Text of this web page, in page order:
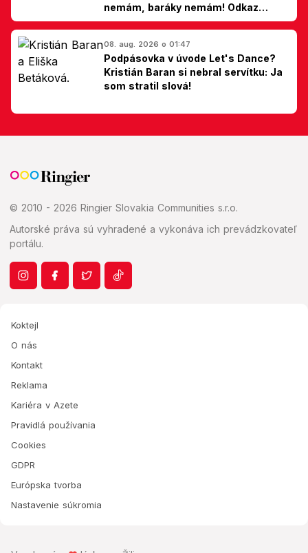
nemám, baráky nemám! Odkaz
Slovákom
08. aug. 2026 o 01:47
Podpásovka v úvode Let's Dance?
Kristián Baran si nebral servítku: Ja
som stratil slová!
© 2010 - 2026 Ringier Slovakia Communities s.r.o.
Autorské práva sú vyhradené a vykonáva ich prevádzkovateľ
portálu.
Koktejl
O nás
Kontakt
Reklama
Kariéra v Azete
Pravidlá používania
Cookies
GDPR
Európska tvorba
Nastavenie súkromia